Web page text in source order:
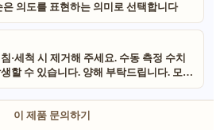
의도를 표현하는 의미로 선택합니다
·세척 시 제거해 주세요. 수동 측정 수치
할 수 있습니다. 양해 부탁드립니다. 모든
사용합니다. 수공예 천연 제품이므로 약
수 있으며, 천연 질감과 빛의 영향으로
수 있습니다.
이 제품 문의하기